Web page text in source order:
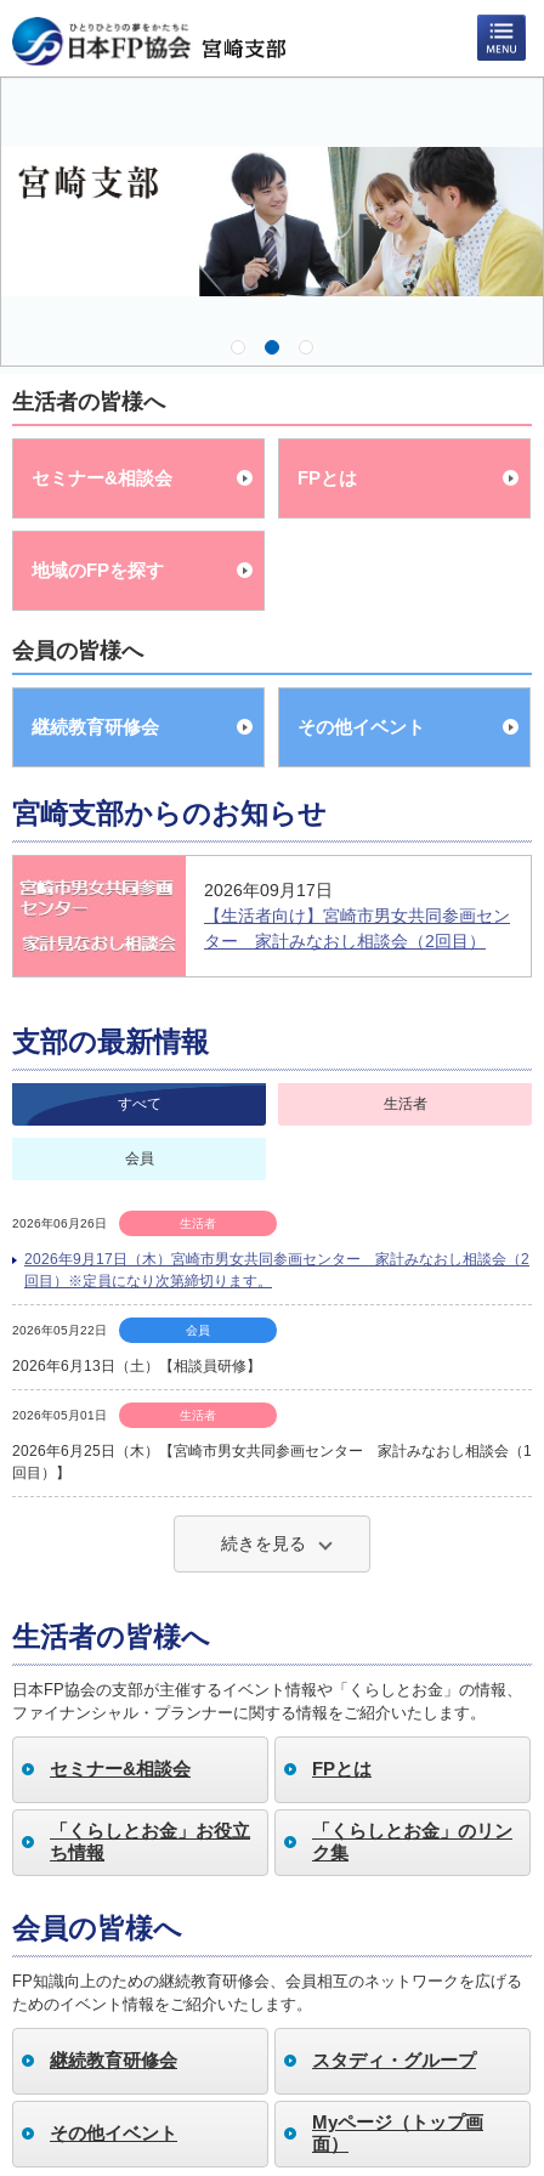
生活者の皆様へ
セミナー&相談会 FPとは
地域のFPを探す
会員の皆様へ
継続教育研修会 その他イベント
宮崎支部からのお知らせ
2026年09月17日
【生活者向け】宮崎市男女共同参画セン
ター 家計みなおし相談会（2回目）
支部の最新情報
すべて 生活者
会員
2026年06月26日 生活者
2026年9月17日（木）宮崎市男女共同参画センター 家計みなおし相談会（2
回目）※定員になり次第締切ります。
2026年05月22日 会員
2026年6月13日（土）【相談員研修】
2026年05月01日 生活者
2026年6月25日（木）【宮崎市男女共同参画センター 家計みなおし相談会（1
回目）】
続きを見る
生活者の皆様へ
日本FP協会の支部が主催するイベント情報や「くらしとお金」の情報、
ファイナンシャル・プランナーに関する情報をご紹介いたします。
セミナー&相談会 FPとは
「くらしとお金」お役立
ち情報
「くらしとお金」のリン
ク集
会員の皆様へ
FP知識向上のための継続教育研修会、会員相互のネットワークを広げる
ためのイベント情報をご紹介いたします。
継続教育研修会 スタディ・グループ
その他イベント
Myページ（トップ画
面）